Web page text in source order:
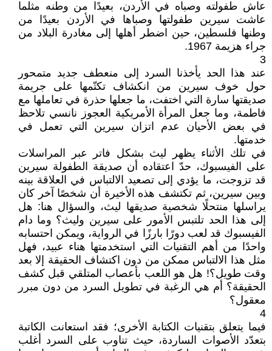
عاش طفولته وصباه في الأردن، بعيدًا من وطنه مثلما
عاشت سيرين طفولتها وصباها في الأردن بعيدًا من
وطنها فلسطين، حين اضطر أهلها إلى مغادرة البلاد من
جراء هزيمة 1967.
3
عند هذا الحد يأخذنا السرد إلى منعطف جديد متمحور
حول خوف سيرين من انكشاف تكتّمها على جريمة
صديقتها سارة التي اختفت، ما جعلها حذرة في تعاملها مع
فاطمة، وما جعل المرأة الأمريكية العجوز نانسي تلاحظ
في بعض الأحيان عدم اتزان سيرين التي تعمل في
خدمتها.
في تلك الأثناء يظهر ليث بشكل فاتر عبر المراسلات
على الفيسبوك، حدّ اعتقاده أن صديقة الطفولة سيرين
قد تزوجت، ما يؤدي إلى تصعيد الالتباس في العلاقة بينه
وبين سيرين، ثم تكتشف هذه الأخيرة أن شخصًا آخر كان
يراسلها منتحلًا شخصية صديقها ليث، والسؤال هنا: هل
إلى هذا الحد تلتبس الأمور على سيرين وليث؟ وما دام
الفيسبوك قد لعب دورًا بارزًا في الرواية، ويمكن احتسابه
واحدًا من أهم التقنيات التي استخدمتها هناء عبيد، فهل
مثل هذا الالتباس ممكن من دون اكتشاف الحقيقة إلا بعد
وقت طويل؟! هل هو اللعب بأعصاب المتلقي قبل كشف
الحقيقة؟ أم هي الرغبة في تطويل السرد من دون مبرر
معقول؟
4
فيما يتعلق بتقنيات الكتابة الأخرى؛ فقد استعانت الكاتبة
بتعدّد الأصوات الساردة، حيث تناوب على السرد أغلب